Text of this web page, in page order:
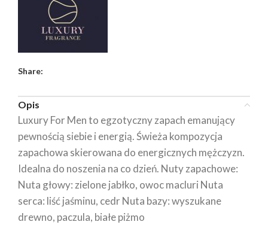
Share:
Opis
Luxury For Men to egzotyczny zapach emanujący
pewnością siebie i energią. Świeża kompozycja
zapachowa skierowana do energicznych mężczyzn.
Idealna do noszenia na co dzień. Nuty zapachowe:
Nuta głowy: zielone jabłko, owoc macluri Nuta
serca: liść jaśminu, cedr Nuta bazy: wyszukane
drewno, paczula, białe piżmo